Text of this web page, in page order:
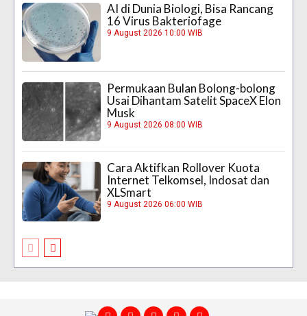
AI di Dunia Biologi, Bisa Rancang
16 Virus Bakteriofage
9 August 2026 10:00 WIB
Permukaan Bulan Bolong-bolong
Usai Dihantam Satelit SpaceX Elon
Musk
9 August 2026 08:00 WIB
Cara Aktifkan Rollover Kuota
Internet Telkomsel, Indosat dan
XLSmart
9 August 2026 06:00 WIB